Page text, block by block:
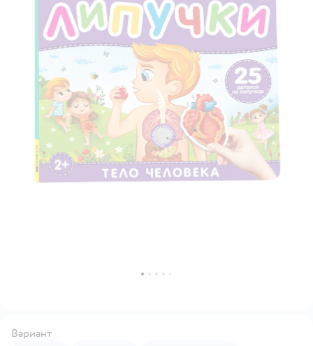
Вариант